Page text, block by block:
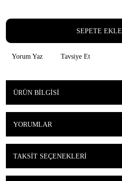
SEPETE EKLE
Yorum Yaz Tavsiye Et
ÜRÜN BILGISI
YORUMLAR
TAKSIT SEÇENEKLERI